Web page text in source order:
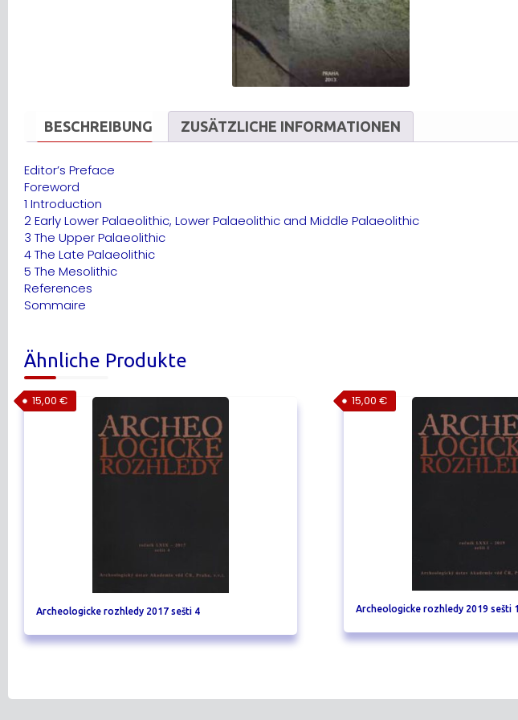
BESCHREIBUNG ZUSÄTZLICHE INFORMATIONEN
Editor’s Preface
Foreword
1 Introduction
2 Early Lower Palaeolithic, Lower Palaeolithic and Middle Palaeolithic
3 The Upper Palaeolithic
4 The Late Palaeolithic
5 The Mesolithic
References
Sommaire
Ähnliche Produkte
Archeologicke rozhledy 2017 sešti 4
15,00 €
Archeologicke rozhledy 2019 sešti 1
15,00€